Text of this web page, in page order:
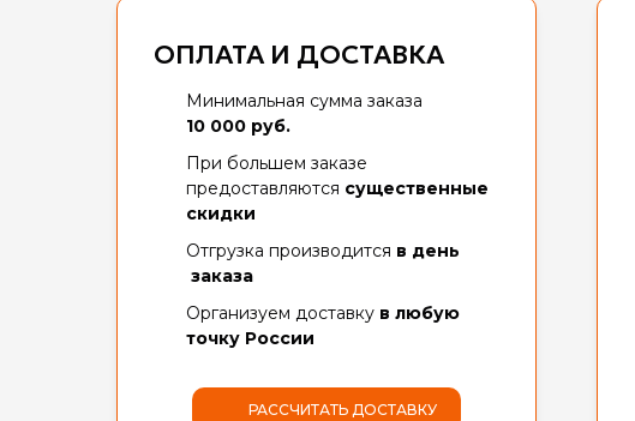
ОПЛАТА И ДОСТАВКА
Минимальная сумма заказа
10 000 руб.
При большем заказе
предоставляются существенные
скидки
Отгрузка производится в день
заказа
Организуем доставку в любую
точку России
РАССЧИТАТЬ ДОСТАВКУ